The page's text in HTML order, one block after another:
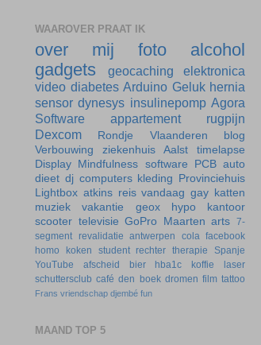
WAAROVER PRAAT IK
over mij foto
alcohol
gadgets
geocaching
elektronica
video diabetes Arduino Geluk hernia
sensor dynesys insulinepomp Agora
Software
appartement
rugpijn
Dexcom
Rondje Vlaanderen
blog
Verbouwing
ziekenhuis Aalst
timelapse
Display
Mindfulness software PCB auto
dieet dj computers kleding
Provinciehuis
Lightbox atkins reis vandaag gay katten
muziek
vakantie geox hypo
kantoor
scooter televisie GoPro Maarten arts 7-
segment revalidatie antwerpen cola facebook
homo
koken student rechter therapie
Spanje
YouTube
afscheid bier hba1c koffie
laser
schuttersclub café den boek dromen film tattoo
Frans vriendschap djembé fun
MAAND TOP 5